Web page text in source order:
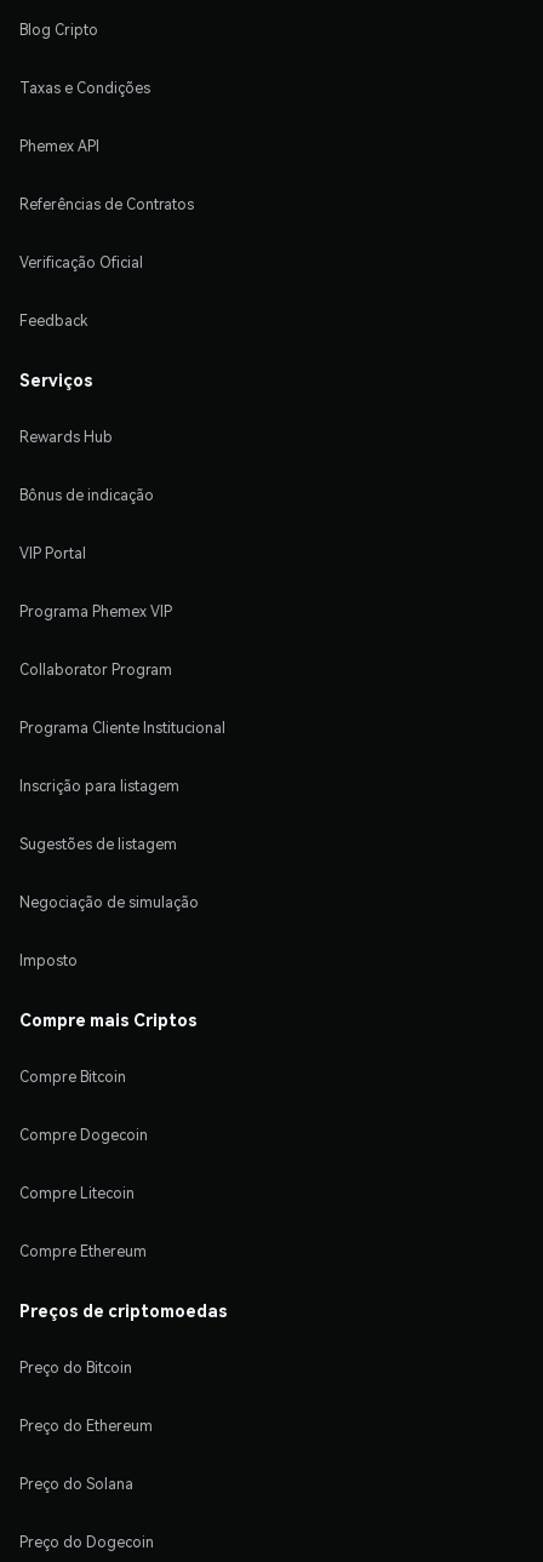
Blog Cripto
Taxas e Condições
Phemex API
Referências de Contratos
Verificação Oficial
Feedback
Serviços
Rewards Hub
Bônus de indicação
VIP Portal
Programa Phemex VIP
Collaborator Program
Programa Cliente Institucional
Inscrição para listagem
Sugestões de listagem
Negociação de simulação
Imposto
Compre mais Criptos
Compre Bitcoin
Compre Dogecoin
Compre Litecoin
Compre Ethereum
Preços de criptomoedas
Preço do Bitcoin
Preço do Ethereum
Preço do Solana
Preço do Dogecoin